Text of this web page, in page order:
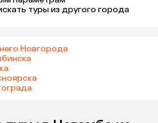
туры из другого города
Новгорода